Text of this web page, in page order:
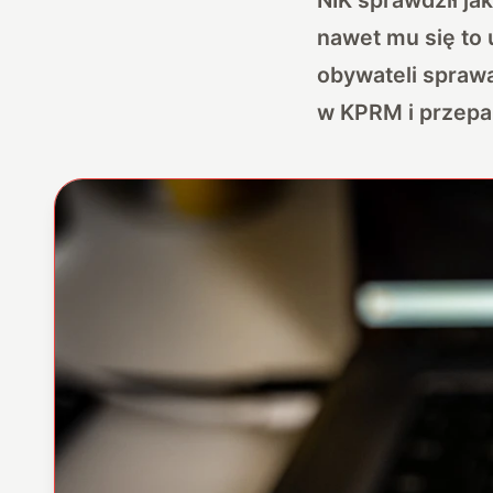
nawet mu się to
obywateli
w KPRM i